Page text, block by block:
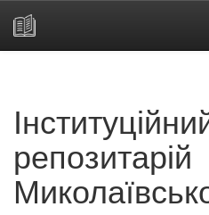
репозитарій